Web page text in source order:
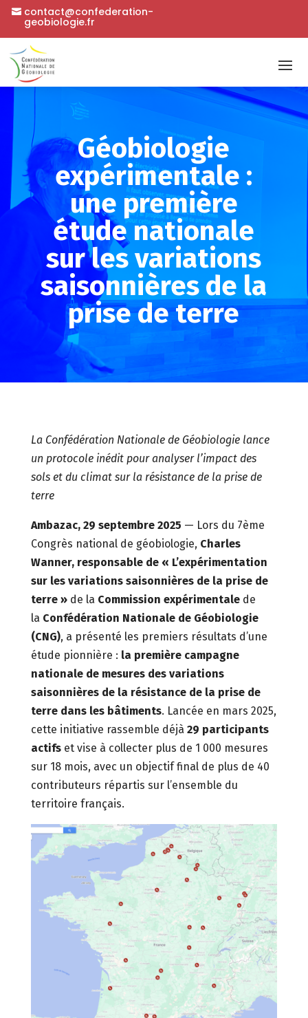
contact@confederation-
geobiologie.fr
Géobiologie
expérimentale :
une première
étude nationale
sur les variations
saisonnières de la
prise de terre
La Confédération Nationale de Géobiologie lance
un protocole inédit pour analyser l’impact des
sols et du climat sur la résistance de la prise de
terre
Ambazac, 29 septembre 2025 — Lors du 7ème
Congrès national de géobiologie, Charles
Wanner, responsable de « L’expérimentation
sur les variations saisonnières de la prise de
terre » de la Commission expérimentalede
la Confédération Nationale de Géobiologie
(CNG), a présenté les premiers résultats d’une
étude pionnière : la première campagne
nationale de mesures des variations
saisonnières de la résistance de la prise de
terre dans les bâtiments. Lancée en mars 2025,
cette initiative rassemble déjà 29 participants
actifset vise à collecter plus de 1 000 mesures
sur 18 mois, avec un objectif final de plus de 40
contributeurs répartis sur l’ensemble du
territoire français.